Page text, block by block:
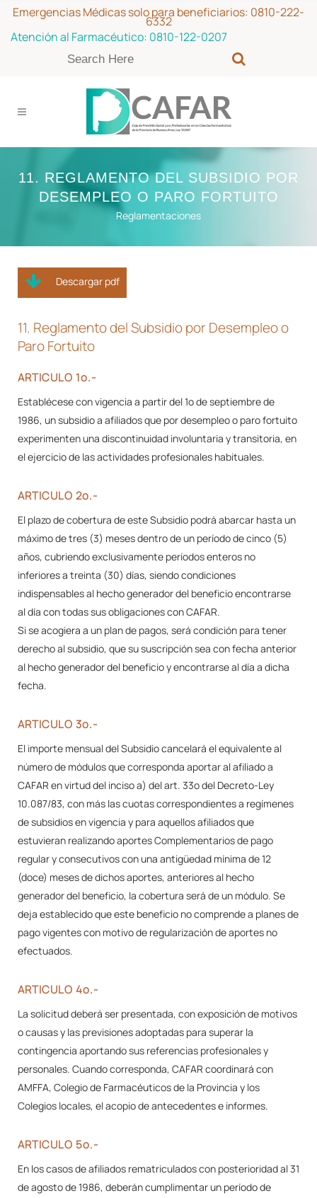
Emergencias Médicas solo para beneficiarios: 0810-222-
6332
Atención al Farmacéutico: 0810-122-0207
11. REGLAMENTO DEL SUBSIDIO POR
DESEMPLEO O PARO FORTUITO
Reglamentaciones
Descargar pdf
11. Reglamento del Subsidio por Desempleo o
Paro Fortuito
ARTICULO 1º.-
Establécese con vigencia a partir del 1º de septiembre de
1986, un subsidio a afiliados que por desempleo o paro fortuito
experimenten una discontinuidad involuntaria y transitoria, en
el ejercicio de las actividades profesionales habituales.
ARTICULO 2º.-
El plazo de cobertura de este Subsidio podrá abarcar hasta un
máximo de tres (3) meses dentro de un período de cinco (5)
años, cubriendo exclusivamente períodos enteros no
inferiores a treinta (30) días, siendo condiciones
indispensables al hecho generador del beneficio encontrarse
al día con todas sus obligaciones con CAFAR.
Si se acogiera a un plan de pagos, será condición para tener
derecho al subsidio, que su suscripción sea con fecha anterior
al hecho generador del beneficio y encontrarse al día a dicha
fecha.
ARTICULO 3º.-
El importe mensual del Subsidio cancelará el equivalente al
número de módulos que corresponda aportar al afiliado a
CAFAR en virtud del inciso a) del art. 33º del Decreto-Ley
10.087/83, con más las cuotas correspondientes a regímenes
de subsidios en vigencia y para aquellos afiliados que
estuvieran realizando aportes Complementarios de pago
regular y consecutivos con una antigüedad mínima de 12
(doce) meses de dichos aportes, anteriores al hecho
generador del beneficio, la cobertura será de un módulo. Se
deja establecido que este beneficio no comprende a planes de
pago vigentes con motivo de regularización de aportes no
efectuados.
ARTICULO 4º.-
La solicitud deberá ser presentada, con exposición de motivos
o causas y las previsiones adoptadas para superar la
contingencia aportando sus referencias profesionales y
personales. Cuando corresponda, CAFAR coordinará con
AMFFA, Colegio de Farmacéuticos de la Provincia y los
Colegios locales, el acopio de antecedentes e informes.
ARTICULO 5º.-
En los casos de afiliados rematriculados con posterioridad al 31
de agosto de 1986, deberán cumplimentar un período de